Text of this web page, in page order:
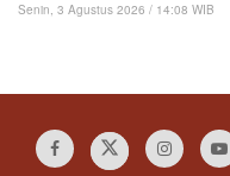
Senin, 3 Agustus 2026 / 14:08 WIB